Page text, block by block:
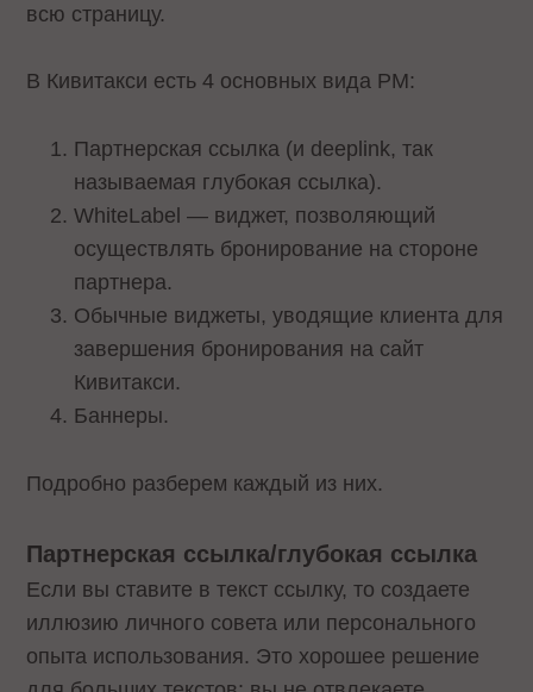
всю страницу.
В Кивитакси есть 4 основных вида РМ:
Партнерская ссылка (и deeplink, так
называемая глубокая ссылка).
WhiteLabel — виджет, позволяющий
осуществлять бронирование на стороне
партнера.
Обычные виджеты, уводящие клиента для
завершения бронирования на сайт
Кивитакси.
Баннеры.
Подробно разберем каждый из них.
Партнерская ссылка/глубокая ссылка
Если вы ставите в текст ссылку, то создаете
иллюзию личного совета или персонального
опыта использования. Это хорошее решение